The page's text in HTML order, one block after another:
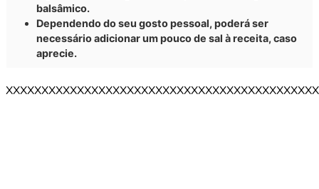
balsâmico.
Dependendo do seu gosto pessoal, poderá ser
necessário adicionar um pouco de sal à receita, caso
aprecie.